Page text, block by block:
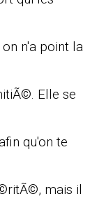
n'a point la
Elle se
qu'on te
mais il